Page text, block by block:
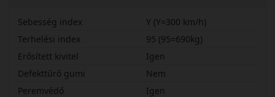
Sebesség index
Y (Y=300 km/h)
Terhelési index
95 (95=690kg)
Erősített kivitel
Igen
Defekttűrő gumi
Nem
Peremvédő
Igen